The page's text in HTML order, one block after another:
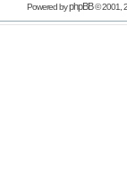
Powered byphpBB© 2001,